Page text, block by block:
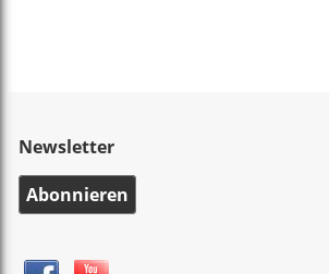
Newsletter
Abonnieren